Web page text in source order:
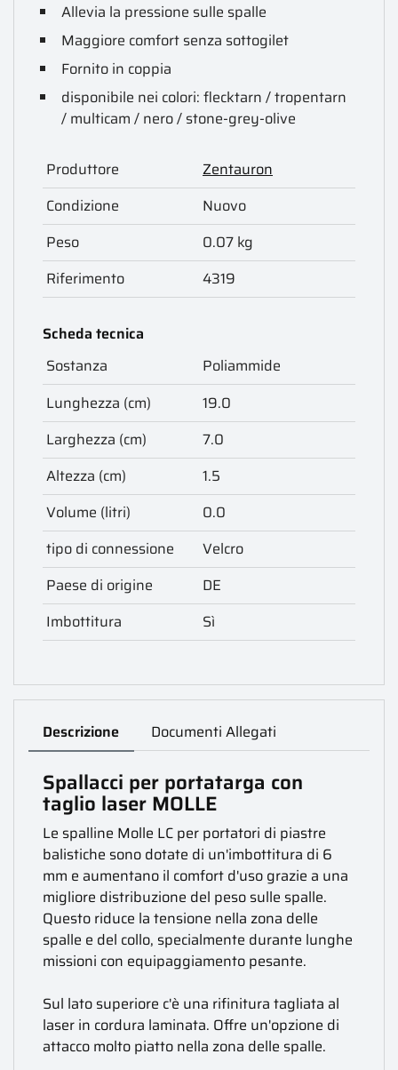
Allevia la pressione sulle spalle
Maggiore comfort senza sottogilet
Fornito in coppia
disponibile nei colori: flecktarn / tropentarn
/ multicam / nero / stone-grey-olive
Produttore
Zentauron
Condizione
Nuovo
Peso
0.07 kg
Riferimento
4319
Scheda tecnica
Sostanza
Poliammide
Lunghezza (cm)
19.0
Larghezza (cm)
7.0
Altezza (cm)
1.5
Volume (litri)
0.0
tipo di connessione
Velcro
Paese di origine
DE
Imbottitura
Sì
Descrizione Documenti Allegati
Spallacci per portatarga con
taglio laser MOLLE
Le spalline Molle LC per portatori di piastre
balistiche sono dotate di un'imbottitura di 6
mm e aumentano il comfort d'uso grazie a una
migliore distribuzione del peso sulle spalle.
Questo riduce la tensione nella zona delle
spalle e del collo, specialmente durante lunghe
missioni con equipaggiamento pesante.
Sul lato superiore c'è una rifinitura tagliata al
laser in cordura laminata. Offre un'opzione di
attacco molto piatto nella zona delle spalle.